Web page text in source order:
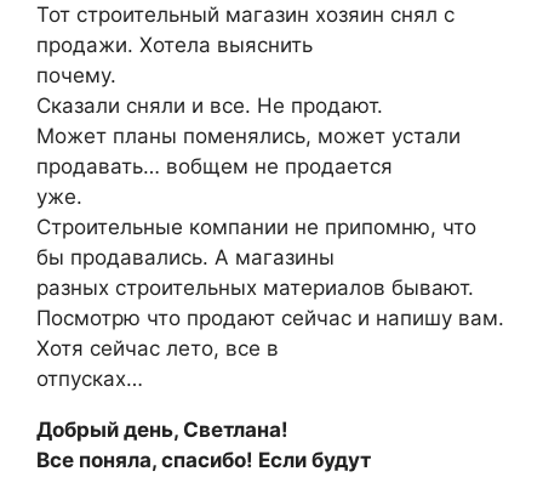
Тот строительный магазин хозяин снял с
продажи. Хотела выяснить
почему.
Сказали сняли и все. Не продают.
Может планы поменялись, может устали
продавать… вобщем не продается
уже.
Строительные компании не припомню, что
бы продавались. А магазины
разных строительных материалов бывают.
Посмотрю что продают сейчас и напишу вам.
Хотя сейчас лето, все в
отпусках…
Добрый день, Светлана!
Все поняла, спасибо! Если будут